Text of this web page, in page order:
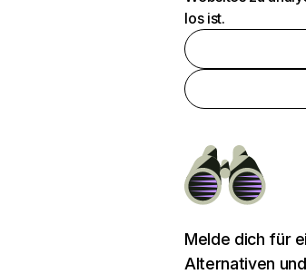
los ist.
Melde dich für
Alternativen